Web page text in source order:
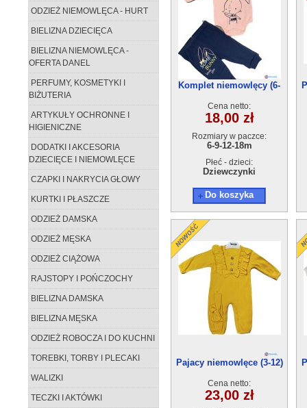
ODZIEŻ NIEMOWLĘCA - HURT
BIELIZNA DZIECIĘCA
BIELIZNA NIEMOWLĘCA -
OFERTA DANEL
PERFUMY, KOSMETYKI I
BIŻUTERIA
ARTYKUŁY OCHRONNE I
HIGIENICZNE
DODATKI I AKCESORIA
DZIECIĘCE I NIEMOWLĘCE
CZAPKI I NAKRYCIA GŁOWY
KURTKI I PŁASZCZE
ODZIEŻ DAMSKA
ODZIEŻ MĘSKA
ODZIEŻ CIĄŻOWA
RAJSTOPY I POŃCZOCHY
BIELIZNA DAMSKA
BIELIZNA MĘSKA
ODZIEŻ ROBOCZA I DO KUCHNI
TOREBKI, TORBY I PLECAKI
WALIZKI
TECZKI I AKTÓWKI
Komplet niemowlęcy (6-
Cena netto:
18,00 zł
Rozmiary w paczce:
6-9-12-18m
Płeć - dzieci:
Dziewczynki
Do koszyka
Pajacy niemowlęce (3-12)
Cena netto:
23,00 zł